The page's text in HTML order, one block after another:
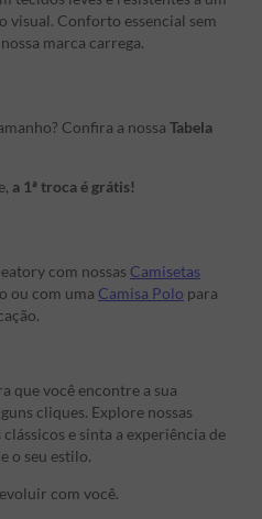
visual. Conforto essencial sem
marca carrega.
Confira a nossa Tabela
a 1ª troca é grátis!
com nossas Camisetas
ou com uma Camisa Polo para
que você encontre a sua
cliques. Explore nossas
e sinta a experiência de
o seu estilo.
com você.